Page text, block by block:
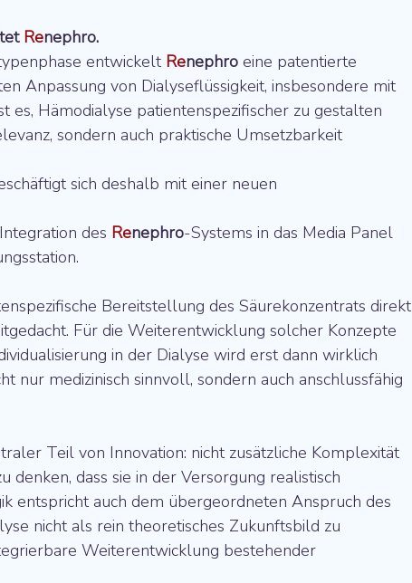
Renephro.
entwickelt Renephro eine patentierte
Anpassung von Dialyseflüssigkeit, insbesondere mit
es, Hämodialyse patientenspezifischer zu gestalten
sondern auch praktische Umsetzbarkeit
sich deshalb mit einer neuen
des Renephro-Systems in das Media Panel
Bereitstellung des Säurekonzentrats direkt
Für die Weiterentwicklung solcher Konzepte
in der Dialyse wird erst dann wirklich
nur medizinisch sinnvoll, sondern auch anschlussfähig
Teil von Innovation: nicht zusätzliche Komplexität
denken, dass sie in der Versorgung realistisch
entspricht auch dem übergeordneten Anspruch des
nicht als rein theoretisches Zukunftsbild zu
Weiterentwicklung bestehender